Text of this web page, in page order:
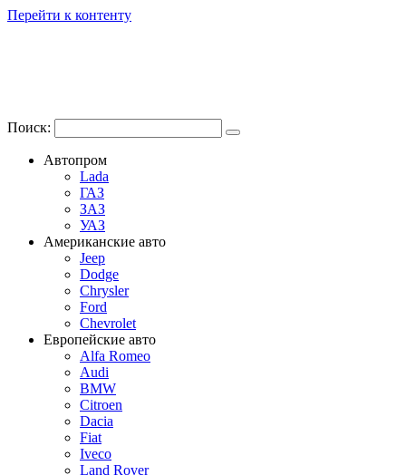
Перейти к контенту
Поиск:
Автопром
Lada
ГАЗ
ЗАЗ
УАЗ
Американские авто
Jeep
Dodge
Chrysler
Ford
Chevrolet
Европейские авто
Alfa Romeo
Audi
BMW
Citroen
Dacia
Fiat
Iveco
Land Rover